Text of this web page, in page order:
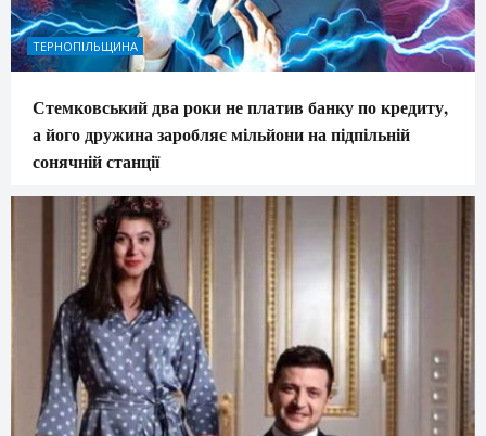
ТЕРНОПІЛЬЩИНА
Стемковський два роки не платив банку по кредиту,
а його дружина заробляє мільйони на підпільній
сонячній станції